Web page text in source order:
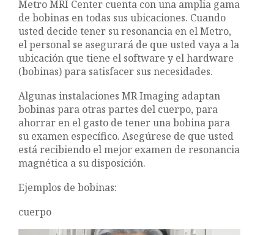
Metro MRI Center cuenta con una amplia gama
de bobinas en todas sus ubicaciones. Cuando
usted decide tener su resonancia en el Metro,
el personal se asegurará de que usted vaya a la
ubicación que tiene el software y el hardware
(bobinas) para satisfacer sus necesidades.
Algunas instalaciones MR Imaging adaptan
bobinas para otras partes del cuerpo, para
ahorrar en el gasto de tener una bobina para
su examen específico. Asegúrese de que usted
está recibiendo el mejor examen de resonancia
magnética a su disposición.
Ejemplos de bobinas:
cuerpo